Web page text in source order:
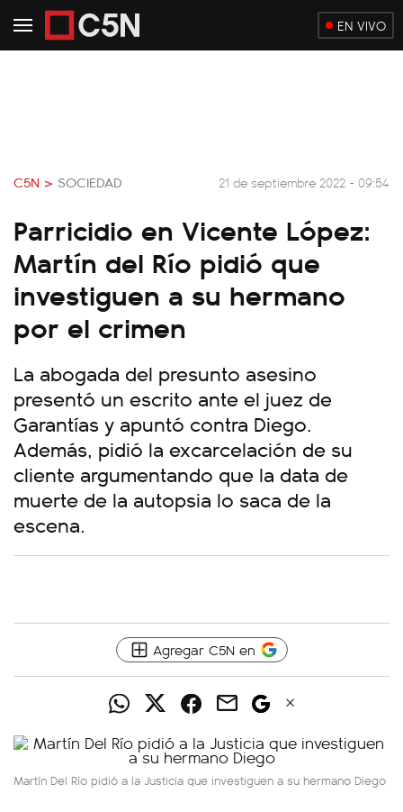
EN VIVO
C5N > SOCIEDAD 21 de septiembre 2022 - 09:54
Parricidio en Vicente López:
Martín del Río pidió que
investiguen a su hermano
por el crimen
La abogada del presunto asesino
presentó un escrito ante el juez de
Garantías y apuntó contra Diego.
Además, pidió la excarcelación de su
cliente argumentando que la data de
muerte de la autopsia lo saca de la
escena.
Agregar C5N en
Martín Del Río pidió a la Justicia que investiguen a su hermano Diego